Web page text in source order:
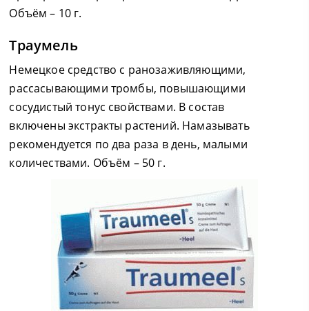
Объём – 10 г.
Траумель
Немецкое средство с ранозаживляющими,
рассасывающими тромбы, повышающими
сосудистый тонус свойствами. В состав
включены экстракты растений. Намазывать
рекомендуется по два раза в день, малыми
количествами. Объём – 50 г.